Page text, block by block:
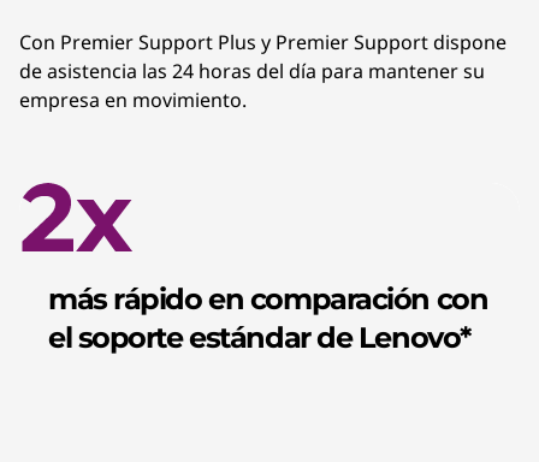
Con Premier Support Plus y Premier Support dispone
de asistencia las 24 horas del día para mantener su
empresa en movimiento.
más rápido en comparación con
el soporte estándar de Lenovo*